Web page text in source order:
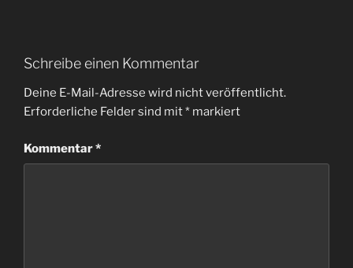
Schreibe einen Kommentar
Deine E-Mail-Adresse wird nicht veröffentlicht.
Erforderliche Felder sind mit* markiert
Kommentar*